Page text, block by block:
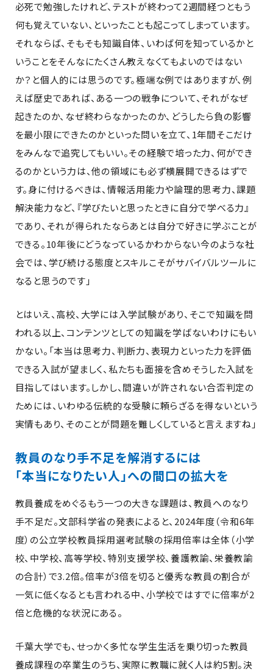
必死で勉強したけれど、テストが終わって2週間経つともう
何も覚えていない、といったことも起こってしまっています。
それならば、そもそも知識自体、いわば何を知っているかと
いうことをそんなにたくさん教えなくてもよいのではない
か？と個人的には思うのです。極端な例ではありますが、例
えば歴史であれば、ある一つの戦争について、それがなぜ
起きたのか、なぜ終わらなかったのか、どうしたら負の影響
を最小限にできたのかといった問いを立て、1年間そこだけ
をみんなで追究してもいい。その経験で培った力、何ができ
るのかという力は、他の領域にも必ず横展開できるはずで
す。身に付けるべきは、情報活用能力や論理的思考力、課題
解決能力など、『学びたいと思ったときに自分で学べる力』
であり、それが得られたならあとは自分で好きに学ぶことが
できる。10年後にどうなっているかわからない今のような社
会では、学び続ける態度とスキルこそがサバイバルツールに
なると思うのです」
とはいえ、高校、大学には入学試験があり、そこで知識を問
われる以上、コンテンツとしての知識を学ばないわけにもい
かない。「本当は思考力、判断力、表現力といった力を評価
できる入試が望ましく、私たちも面接を含めそうした入試を
目指してはいます。しかし、間違いが許されない合否判定の
ためには、いわゆる伝統的な受験に頼らざるを得ないという
実情もあり、そのことが問題を難しくしていると言えますね」
教員のなり手不足を解消するには
「本当になりたい人」への間口の拡大を
教員養成をめぐるもう一つの大きな課題は、教員へのなり
手不足だ。文部科学省の発表によると、2024年度（令和6年
度）の公立学校教員採用選考試験の採用倍率は全体（小学
校、中学校、高等学校、特別支援学校、養護教諭、栄養教諭
の合計）で3.2倍。倍率が3倍を切ると優秀な教員の割合が
一気に低くなるとも言われる中、小学校ではすでに倍率が2
倍と危機的な状況にある。
千葉大学でも、せっかく多忙な学生生活を乗り切った教員
養成課程の卒業生のうち、実際に教職に就く人は約5割。決